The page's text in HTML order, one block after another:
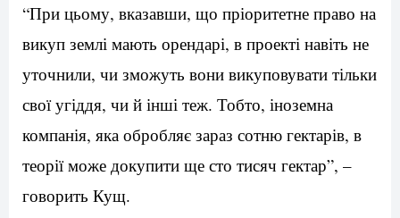
“При цьому, вказавши, що пріоритетне право на
викуп землі мають орендарі, в проекті навіть не
уточнили, чи зможуть вони викуповувати тільки
свої угіддя, чи й інші теж. Тобто, іноземна
компанія, яка обробляє зараз сотню гектарів, в
теорії може докупити ще сто тисяч гектар”, –
говорить Кущ.